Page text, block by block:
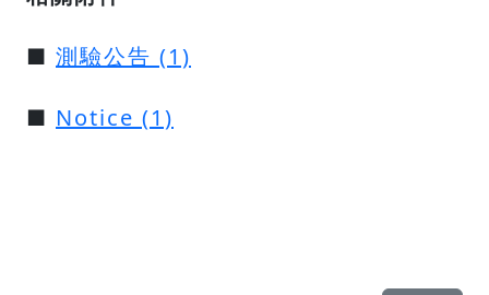
■ 測驗公告 (1)
■ Notice (1)